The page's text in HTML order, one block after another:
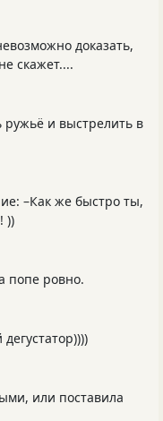
доказать,
скажет....
и выстрелить в
–Как же быстро ты,
))
попе ровно.
или поставила